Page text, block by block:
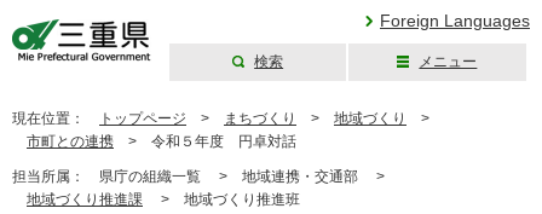
Foreign Languages
検索 メニュー
現在位置： トップページ > まちづくり > 地域づくり
>
市町との連携 > 令和５年度 円卓対話
担当所属： 県庁の組織一覧 > 地域連携・交通部 >
地域づくり推進課 > 地域づくり推進班